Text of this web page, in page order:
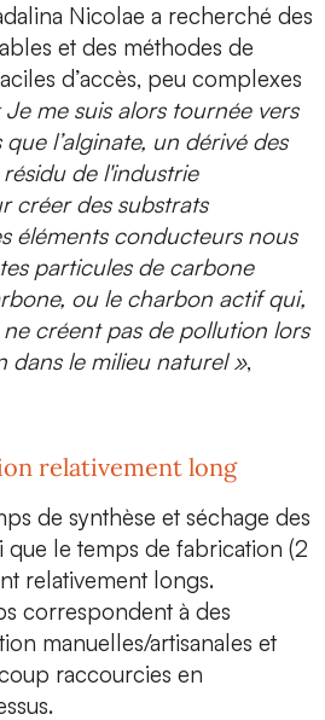
Nicolae a recherché des
et des méthodes de
d’accès, peu complexes
Je me suis alors tournée vers
l’alginate, un dérivé des
de l'industrie
créer des substrats
éléments conducteurs nous
particules de carbone
ou le charbon actif qui,
ne créent pas de pollution lors
dans le milieu naturel »,
relativement long
de synthèse et séchage des
que le temps de fabrication (2
relativement longs.
correspondent à des
manuelles/artisanales et
raccourcies en